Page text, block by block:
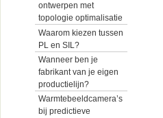
ontwerpen met
topologie optimalisatie
Waarom kiezen tussen
PL en SIL?
Wanneer ben je
fabrikant van je eigen
productielijn?
Warmtebeeldcamera’s
bij predictieve